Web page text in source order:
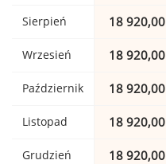
Sierpień 18 920,00
Wrzesień 18 920,00
Październik 18 920,00
Listopad 18 920,00
Grudzień 18 920,00